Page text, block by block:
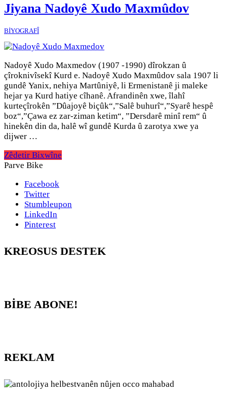
Jiyana Nadoyê Xudo Maxmûdov
BİYOGRAFÎ
Nadoyê Xudo Maxmedov (1907 -1990) dîrokzan û
çîroknivîsekî Kurd e. Nadoyê Xudo Maxmûdov sala 1907 li
gundê Yanix, nehiya Martûniyê, li Ermenistanê ji maleke
hejar ya Kurd hatiye cîhanê. Afrandinên xwe, îlahî
kurteçîrokên ”Dûajoyê biçûk“,”Salê buhurî“,”Syarê hespê
boz“,”Çawa ez zar-ziman ketim“, ”Dersdarê minî rem“ û
hinekên din da, halê wî gundê Kurda û zarotya xwe ya
dijwer …
Zêdetir Bixwîne
Parve Bike
Facebook
Twitter
Stumbleupon
LinkedIn
Pinterest
KREOSUS DESTEK
BİBE ABONE!
REKLAM